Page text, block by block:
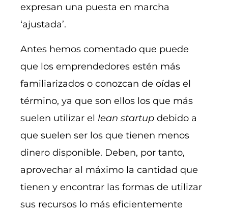
expresan una puesta en marcha
‘ajustada’.
Antes hemos comentado que puede
que los emprendedores estén más
familiarizados o conozcan de oídas el
término, ya que son ellos los que más
suelen utilizar el lean startup debido a
que suelen ser los que tienen menos
dinero disponible. Deben, por tanto,
aprovechar al máximo la cantidad que
tienen y encontrar las formas de utilizar
sus recursos lo más eficientemente